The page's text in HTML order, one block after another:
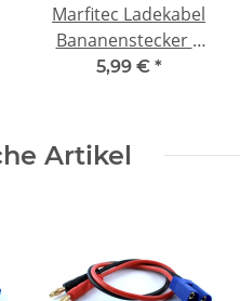
Marfitec Ladekabel
Bananenstecker 4
mm -> EC5 Stecker
5,99 € *
Artikel